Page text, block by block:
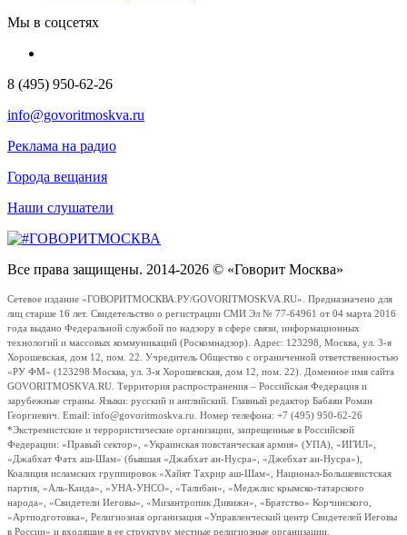
Мы в соцсетях
8 (495) 950-62-26
info@govoritmoskva.ru
Реклама на радио
Города вещания
Наши слушатели
Все права защищены. 2014-2026 © «Говорит Москва»
Сетевое издание «ГОВОРИТМОСКВА.РУ/GOVORITMOSKVA.RU». Предназначено для
лиц старше 16 лет. Свидетельство о регистрации СМИ Эл № 77-64961 от 04 марта 2016
года выдано Федеральной службой по надзору в сфере связи, информационных
технологий и массовых коммуникаций (Роскомнадзор). Адрес: 123298, Москва, ул. 3-я
Хорошевская, дом 12, пом. 22. Учредитель Общество с ограниченной ответственностью
«РУ ФМ» (123298 Москва, ул. 3-я Хорошевская, дом 12, пом. 22). Доменное имя сайта
GOVORITMOSKVA.RU. Территория распространения – Российская Федерация и
зарубежные страны. Языки: русский и английский. Главный редактор Бабаян Роман
Георгиевич. Email: info@govoritmoskva.ru. Номер телефона: +7 (495) 950-62-26
*Экстремистские и террористические организации, запрещенные в Российской
Федерации: «Правый сектор», «Украинская повстанческая армия» (УПА), «ИГИЛ»,
«Джабхат Фатх аш-Шам» (бывшая «Джабхат ан-Нусра», «Джебхат ан-Нусра»),
Коалиция исламских группировок «Хайят Тахрир аш-Шам», Национал-Большевистская
партия, «Аль-Каида», «УНА-УНСО», «Талибан», «Меджлис крымско-татарского
народа», «Свидетели Иеговы», «Мизантропик Дивижн», «Братство» Корчинского,
«Артподготовка», Религиозная организация «Управленческий центр Свидетелей Иеговы
в России» и входящие в ее структуру местные религиозные организации.